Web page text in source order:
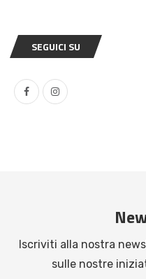
SEGUICI SU
Iscriviti alla nostra
sulle nostre